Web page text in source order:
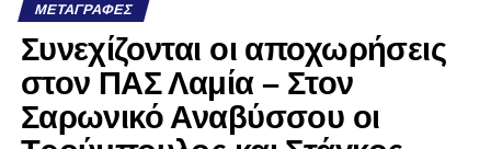
ΜΕΤΑΓΡΑΦΈΣ
Συνεχίζονται οι αποχωρήσεις
στον ΠΑΣ Λαμία – Στον
Σαρωνικό Αναβύσσου οι